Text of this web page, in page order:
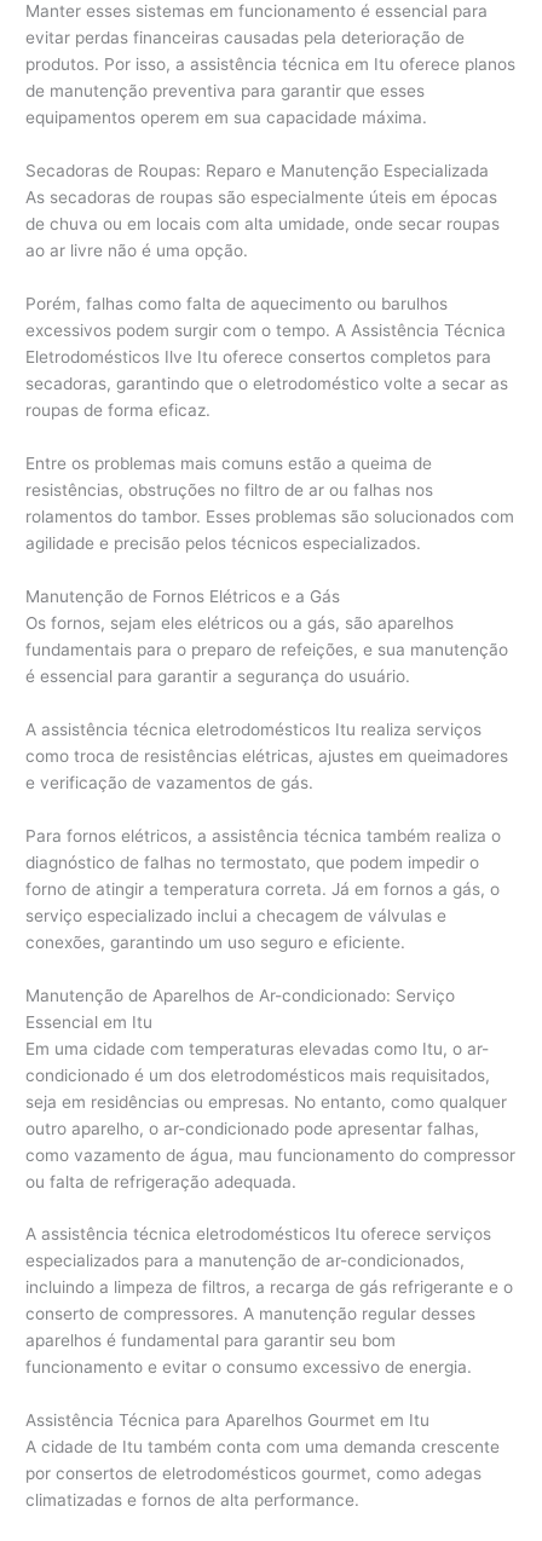
Manter esses sistemas em funcionamento é essencial para
evitar perdas financeiras causadas pela deterioração de
produtos. Por isso, a assistência técnica em Itu oferece planos
de manutenção preventiva para garantir que esses
equipamentos operem em sua capacidade máxima.
Secadoras de Roupas: Reparo e Manutenção Especializada
As secadoras de roupas são especialmente úteis em épocas
de chuva ou em locais com alta umidade, onde secar roupas
ao ar livre não é uma opção.
Porém, falhas como falta de aquecimento ou barulhos
excessivos podem surgir com o tempo. A Assistência Técnica
Eletrodomésticos Ilve Itu oferece consertos completos para
secadoras, garantindo que o eletrodoméstico volte a secar as
roupas de forma eficaz.
Entre os problemas mais comuns estão a queima de
resistências, obstruções no filtro de ar ou falhas nos
rolamentos do tambor. Esses problemas são solucionados com
agilidade e precisão pelos técnicos especializados.
Manutenção de Fornos Elétricos e a Gás
Os fornos, sejam eles elétricos ou a gás, são aparelhos
fundamentais para o preparo de refeições, e sua manutenção
é essencial para garantir a segurança do usuário.
A assistência técnica eletrodomésticos Itu realiza serviços
como troca de resistências elétricas, ajustes em queimadores
e verificação de vazamentos de gás.
Para fornos elétricos, a assistência técnica também realiza o
diagnóstico de falhas no termostato, que podem impedir o
forno de atingir a temperatura correta. Já em fornos a gás, o
serviço especializado inclui a checagem de válvulas e
conexões, garantindo um uso seguro e eficiente.
Manutenção de Aparelhos de Ar-condicionado: Serviço
Essencial em Itu
Em uma cidade com temperaturas elevadas como Itu, o ar-
condicionado é um dos eletrodomésticos mais requisitados,
seja em residências ou empresas. No entanto, como qualquer
outro aparelho, o ar-condicionado pode apresentar falhas,
como vazamento de água, mau funcionamento do compressor
ou falta de refrigeração adequada.
A assistência técnica eletrodomésticos Itu oferece serviços
especializados para a manutenção de ar-condicionados,
incluindo a limpeza de filtros, a recarga de gás refrigerante e o
conserto de compressores. A manutenção regular desses
aparelhos é fundamental para garantir seu bom
funcionamento e evitar o consumo excessivo de energia.
Assistência Técnica para Aparelhos Gourmet em Itu
A cidade de Itu também conta com uma demanda crescente
por consertos de eletrodomésticos gourmet, como adegas
climatizadas e fornos de alta performance.